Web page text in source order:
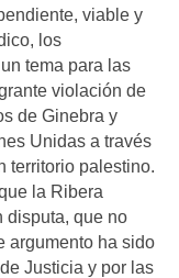
viable y
los
tema para las
violación de
de Ginebra y
Unidas a través
territorio palestino.
la Ribera
disputa, que no
argumento ha sido
Justicia y por las